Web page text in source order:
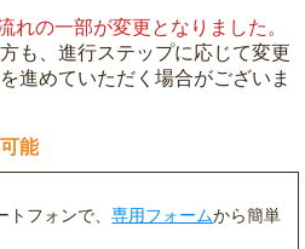
れの一部が変更となりました。
も、進行ステップに応じて変更
進めていただく場合がございま
能
トフォンで、専用フォームから簡単